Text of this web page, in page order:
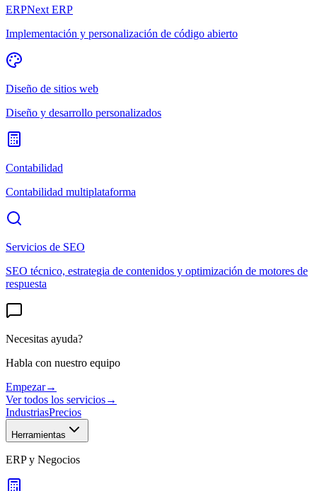
ERPNext ERP
Implementación y personalización de código abierto
Diseño de sitios web
Diseño y desarrollo personalizados
Contabilidad
Contabilidad multiplataforma
Servicios de SEO
SEO técnico, estrategia de contenidos y optimización de motores de
respuesta
Necesitas ayuda?
Habla con nuestro equipo
Empezar→
Ver todos los servicios→
IndustriasPrecios
Herramientas
ERP y Negocios